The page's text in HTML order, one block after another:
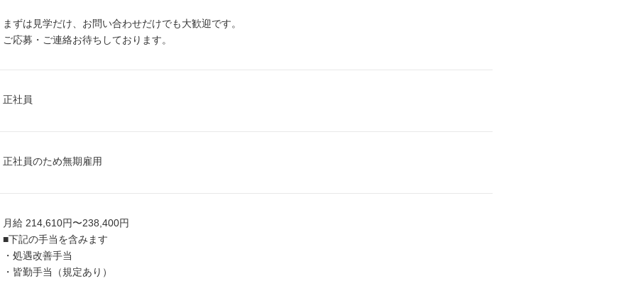
まずは見学だけ、お問い合わせだけでも大歓迎です。
ご応募・ご連絡お待ちしております。
正社員
正社員のため無期雇用
月給 214,610円〜238,400円
■下記の手当を含みます
・処遇改善手当
・皆勤手当（規定あり）